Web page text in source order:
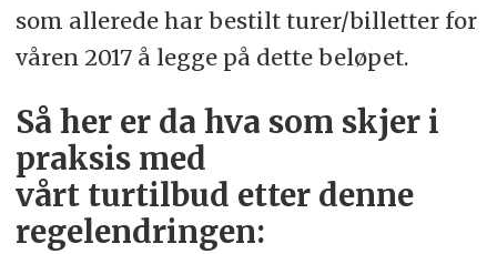
som allerede har bestilt turer/billetter for
våren 2017 å legge på dette beløpet.
Så her er da hva som skjer i
praksis med
vårt turtilbud etter denne
regelendringen: